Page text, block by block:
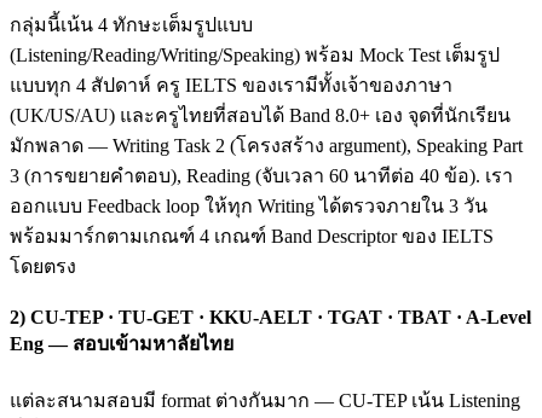
กลุ่มนี้เน้น 4 ทักษะเต็มรูปแบบ
(Listening/Reading/Writing/Speaking) พร้อม Mock Test เต็มรูป
แบบทุก 4 สัปดาห์ ครู IELTS ของเรามีทั้งเจ้าของภาษา
(UK/US/AU) และครูไทยที่สอบได้ Band 8.0+ เอง จุดที่นักเรียน
มักพลาด — Writing Task 2 (โครงสร้าง argument), Speaking Part
3 (การขยายคำตอบ), Reading (จับเวลา 60 นาทีต่อ 40 ข้อ). เรา
ออกแบบ Feedback loop ให้ทุก Writing ได้ตรวจภายใน 3 วัน
พร้อมมาร์กตามเกณฑ์ 4 เกณฑ์ Band Descriptor ของ IELTS
โดยตรง
2) CU-TEP · TU-GET · KKU-AELT · TGAT · TBAT · A-Level
Eng — สอบเข้ามหาลัยไทย
แต่ละสนามสอบมี format ต่างกันมาก — CU-TEP เน้น Listening